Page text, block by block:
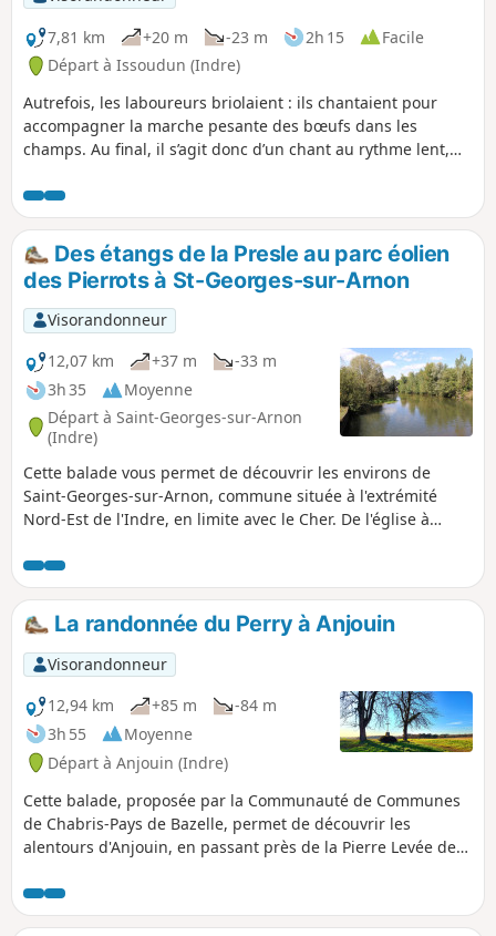
7,81 km
+20 m -23 m 2h 15
Facile
Départ à Issoudun (Indre)
Autrefois, les laboureurs briolaient : ils chantaient pour
accompagner la marche pesante des bœufs dans les
champs. Au final, il s’agit donc d’un chant au rythme lent,
jours d’avril, tout doit être terminé.
Des étangs de la Presle au parc éolien
des Pierrots à St-Georges-sur-Arnon
Visorandonneur
12,07 km
+37 m
-33 m
3h 35
Moyenne
Départ à Saint-Georges-sur-Arnon
(Indre)
Cette balade vous permet de découvrir les environs de
Saint-Georges-sur-Arnon, commune située à l'extrémité
Nord-Est de l'Indre, en limite avec le Cher. De l'église à
aménagé de la Presle constitué de deux étangs. Puis vous
zigzaguerez le long des méandres de l'Arnon dans un site
agréable et reposant. La deuxième partie de la randonnée
vous transporte au milieu des parcs éoliens des Pierrots et
des Tilleuls à travers les grandes étendues agricoles
typiques de la Champagne berrichonne.
La randonnée du Perry à Anjouin
Visorandonneur
12,94 km
+85 m
-84 m
3h 55
Moyenne
Départ à Anjouin (Indre)
Cette balade, proposée par la Communauté de Communes
de Chabris-Pays de Bazelle, permet de découvrir les
alentours d'Anjouin, en passant près de la Pierre Levée de
pour finir par la Boulaye et les Maisons Rouges. Les
paysages sont typiques du Boischaut Nord de l'Indre.